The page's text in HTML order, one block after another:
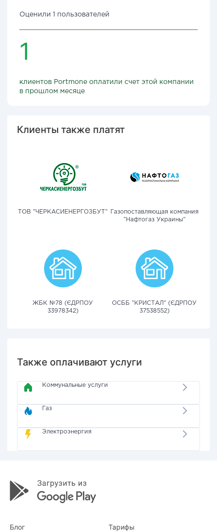
Оценили 1 пользователей
1
клиентов Portmone оплатили счет этой компании
в прошлом месяце
Клиенты также платят
ТОВ "ЧЕРКАСИЕНЕРГОЗБУТ"
Газопоставляющая компания
"Нафтогаз Украины"
ЖБК №78 (ЄДРПОУ
33978342)
ОСББ "КРИСТАЛ" (ЄДРПОУ
37538552)
Также оплачивают услуги
Коммунальные услуги
Газ
Электроэнергия
Блог Тарифы